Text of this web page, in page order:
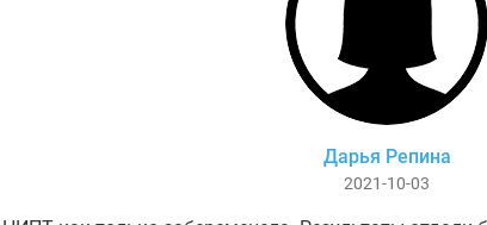
Дарья Репина
2021-10-03